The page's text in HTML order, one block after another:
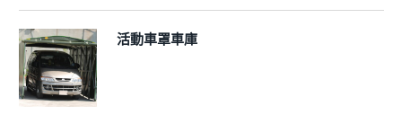
活動車罩車庫